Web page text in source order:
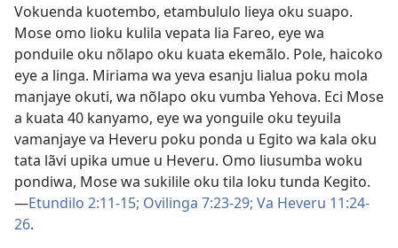
Vokuenda kuotembo, etambululo lieya oku suapo.
Mose omo lioku kulila vepata lia Fareo, eye wa
ponduile oku nõlapo oku kuata ekemãlo. Pole, haicoko
eye a linga. Miriama wa yeva esanju lialua poku mola
manjaye okuti, wa nõlapo oku vumba Yehova. Eci Mose
a kuata 40 kanyamo, eye wa yonguile oku teyuila
vamanjaye va Heveru poku ponda u Egito wa kala oku
tata lãvi upika umue u Heveru. Omo liusumba woku
pondiwa, Mose wa sukilile oku tila loku tunda Kegito.
—Etundilo 2:11-15; Ovilinga 7:23-29; Va Heveru 11:24-
26.